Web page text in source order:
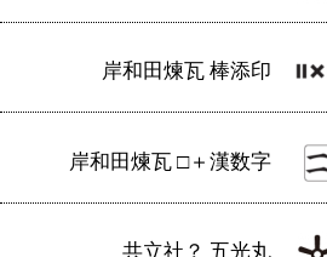
岸和田煉瓦 棒添印
岸和田煉瓦 □＋漢数字
共立社？ 五光丸